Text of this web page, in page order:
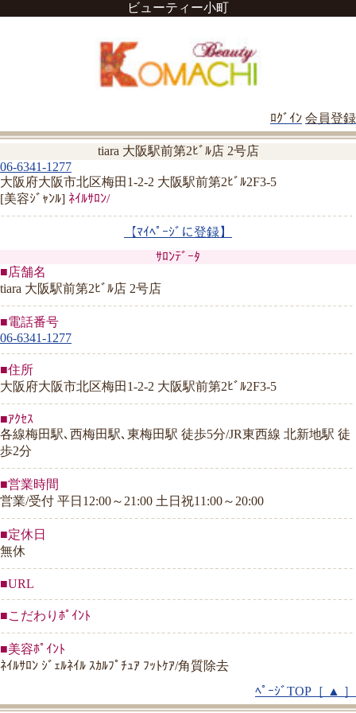
ビューティー小町
ﾛｸﾞｲﾝ 会員登録
tiara 大阪駅前第2ﾋﾞﾙ店 2号店
06-6341-1277
大阪府大阪市北区梅田1-2-2 大阪駅前第2ﾋﾞﾙ2F3-5
[美容ｼﾞｬﾝﾙ] ﾈｲﾙｻﾛﾝ/
【ﾏｲﾍﾟｰｼﾞに登録】
ｻﾛﾝﾃﾞｰﾀ
■店舗名
tiara 大阪駅前第2ﾋﾞﾙ店 2号店
■電話番号
06-6341-1277
■住所
大阪府大阪市北区梅田1-2-2 大阪駅前第2ﾋﾞﾙ2F3-5
■ｱｸｾｽ
各線梅田駅､西梅田駅､東梅田駅 徒歩5分/JR東西線 北新地駅 徒
歩2分
■営業時間
営業/受付 平日12:00～21:00 土日祝11:00～20:00
■定休日
無休
■URL
■こだわりﾎﾟｲﾝﾄ
■美容ﾎﾟｲﾝﾄ
ﾈｲﾙｻﾛﾝ ｼﾞｪﾙﾈｲﾙ ｽｶﾙﾌﾟﾁｭｱ ﾌｯﾄｹｱ/角質除去
ﾍﾟｰｼﾞTOP［ ▲ ］